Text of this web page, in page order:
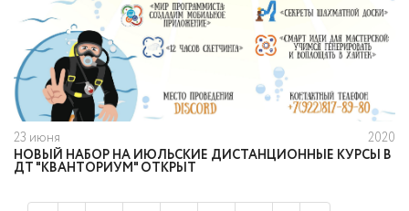
23 июня
2020
НОВЫЙ НАБОР НА ИЮЛЬСКИЕ ДИСТАНЦИОННЫЕ КУРСЫ В
ДТ "КВАНТОРИУМ" ОТКРЫТ